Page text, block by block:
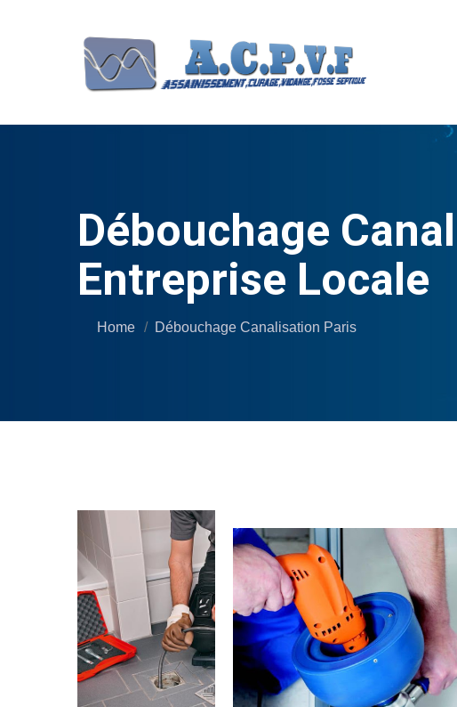
Débouchage
Entreprise Locale
Home Débouchage Canalisation Paris